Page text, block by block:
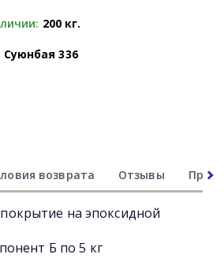
200 кг.
Суюнбая 336
возврата Отзывы Прочее
на эпоксидной
Б по 5 кг